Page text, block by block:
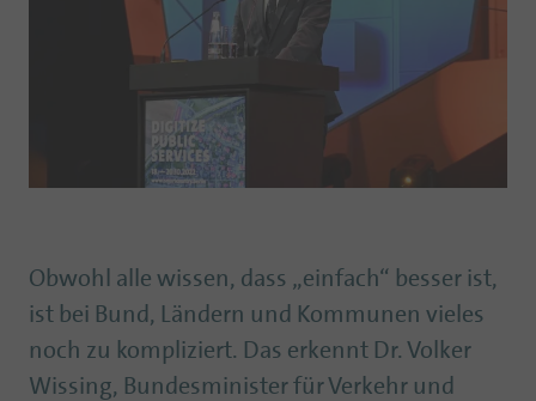
Obwohl alle wissen, dass „einfach“ besser ist,
ist bei Bund, Ländern und Kommunen vieles
noch zu kompliziert. Das erkennt Dr. Volker
Wissing, Bundesminister für Verkehr und